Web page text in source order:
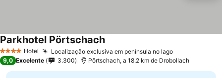
4 EstrelasHotel Localização exclusiva em península no lago
Parkhotel Pörtschach
9,0 Excelente 3.300 Pörtschach, a 18.2 km de Drobollach